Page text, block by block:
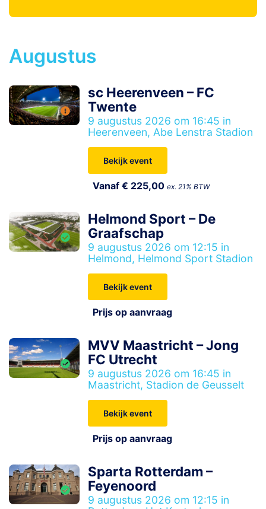
Augustus
sc Heerenveen – FC
Twente
9 augustus 2026 om 16:45 in
Heerenveen, Abe Lenstra Stadion
Bekijk event
Vanaf € 225,00ex. 21% BTW
Helmond Sport – De
Graafschap
9 augustus 2026 om 12:15 in
Helmond, Helmond Sport Stadion
Bekijk event
Prijs op aanvraag
MVV Maastricht – Jong
FC Utrecht
9 augustus 2026 om 16:45 in
Maastricht, Stadion de Geusselt
Bekijk event
Prijs op aanvraag
Sparta Rotterdam –
Feyenoord
9 augustus 2026 om 12:15 in